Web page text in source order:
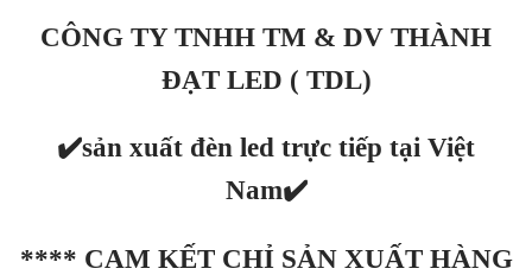
CÔNG TY TNHH TM & DV THÀNH
ĐẠT LED ( TDL)
✔️sản xuất đèn led trực tiếp tại Việt
Nam✔️
**** CAM KẾT CHỈ SẢN XUẤT HÀNG